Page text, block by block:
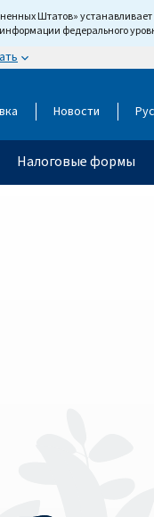
Штатов»
федерального
Новости
Налоговые формы